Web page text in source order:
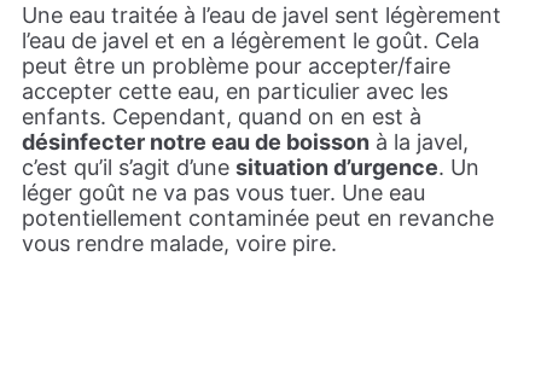
Une eau traitée à l’eau de javel sent légèrement
l’eau de javel et en a légèrement le goût. Cela
peut être un problème pour accepter/faire
accepter cette eau, en particulier avec les
enfants. Cependant, quand on en est à
désinfecter notre eau de boisson à la javel,
c’est qu’il s’agit d’une situation d’urgence. Un
léger goût ne va pas vous tuer. Une eau
potentiellement contaminée peut en revanche
vous rendre malade, voire pire.